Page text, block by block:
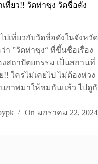
ที่ยว!! วัดท่าซุง วัดชื่อดัง
เที่ยวกับวัดชื่อดังในจังหวัด
า ”วัดท่าซุง“ ที่ขึ้นชื่อเรื่อง
สถาปัตยกรรม เป็นสถานที่
ใครไม่เคยไป ไม่ต้องห่วง
บภาพมาให้ชมกันแล้ว ไปดู
On มกราคม 22, 2024